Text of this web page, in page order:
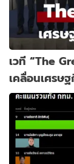
เวที “The
เคลื่อนเศรษ